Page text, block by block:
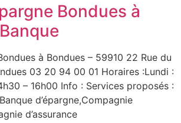
Bondues à
à Bondues – 59910 22 Rue du
03 20 94 00 01 Horaires :Lundi :
– 16h00 Info : Services proposés :
d’épargne,Compagnie
d’assurance